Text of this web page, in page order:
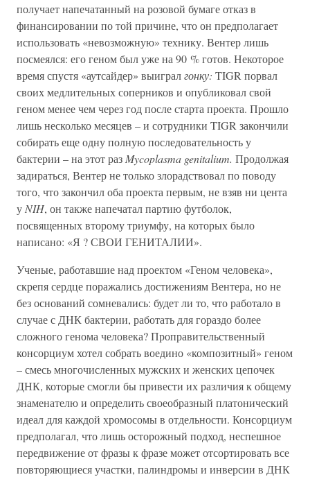
получает напечатанный на розовой бумаге отказ в
финансировании по той причине, что он предполагает
использовать «невозможную» технику. Вентер лишь
посмеялся: его геном был уже на 90 % готов. Некоторое
время спустя «аутсайдер» выигралгонку: TIGR порвал
своих медлительных соперников и опубликовал свой
геном менее чем через год после старта проекта. Прошло
лишь несколько месяцев – и сотрудники TIGR закончили
собирать еще одну полную последовательность у
бактерии – на этот раз Mycoplasma genitalium. Продолжая
задираться, Вентер не только злорадствовал по поводу
того, что закончил оба проекта первым, не взяв ни цента
у NIH, он также напечатал партию футболок,
посвященных второму триумфу, на которых было
написано: «Я ? СВОИ ГЕНИТАЛИИ».
Ученые, работавшие над проектом «Геном человека»,
скрепя сердце поражались достижениям Вентера, но не
без оснований сомневались: будет ли то, что работало в
случае с ДНК бактерии, работать для гораздо более
сложного генома человека? Проправительственный
консорциум хотел собрать воедино «композитный» геном
– смесь многочисленных мужских и женских цепочек
ДНК, которые смогли бы привести их различия к общему
знаменателю и определить своеобразный платонический
идеал для каждой хромосомы в отдельности. Консорциум
предполагал, что лишь осторожный подход, неспешное
передвижение от фразы к фразе может отсортировать все
повторяющиеся участки, палиндромы и инверсии в ДНК